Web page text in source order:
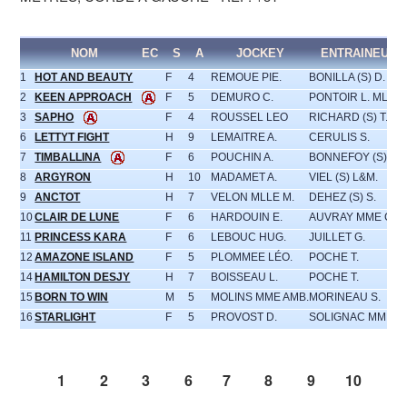
NOM EC S A JOCKEY ENTRAINEUR
1 HOT AND BEAUTY F 4 REMOUE PIE.
BONILLA (S) D.
2
KEEN APPROACH F 5 DEMURO C.
PONTOIR L. MLLE
3
SAPHO F 4 ROUSSEL LEO
RICHARD (S) T.
6
LETTYT FIGHT H 9 LEMAITRE A.
CERULIS S.
7
TIMBALLINA F 6 POUCHIN A.
BONNEFOY (S) Y.
8
ARGYRON H 10 MADAMET A.
VIEL (S) L&M.
9
ANCTOT H 7 VELON MLLE M.
DEHEZ (S) S.
10CLAIR DE LUNE F 6 HARDOUIN E.
AUVRAY MME C.
11 PRINCESS KARA F 6 LEBOUC HUG.
JUILLET G.
12 AMAZONE ISLAND F 5 PLOMMEE LÉO.
POCHE T.
14 HAMILTON DESJY H 7 BOISSEAU L.
POCHE T.
15 BORN TO WIN M 5 MOLINS MME AMB.MORINEAU S.
16 STARLIGHT F 5 PROVOST D. SOLIGNAC MME
1 2 3 6 7 8 9 10